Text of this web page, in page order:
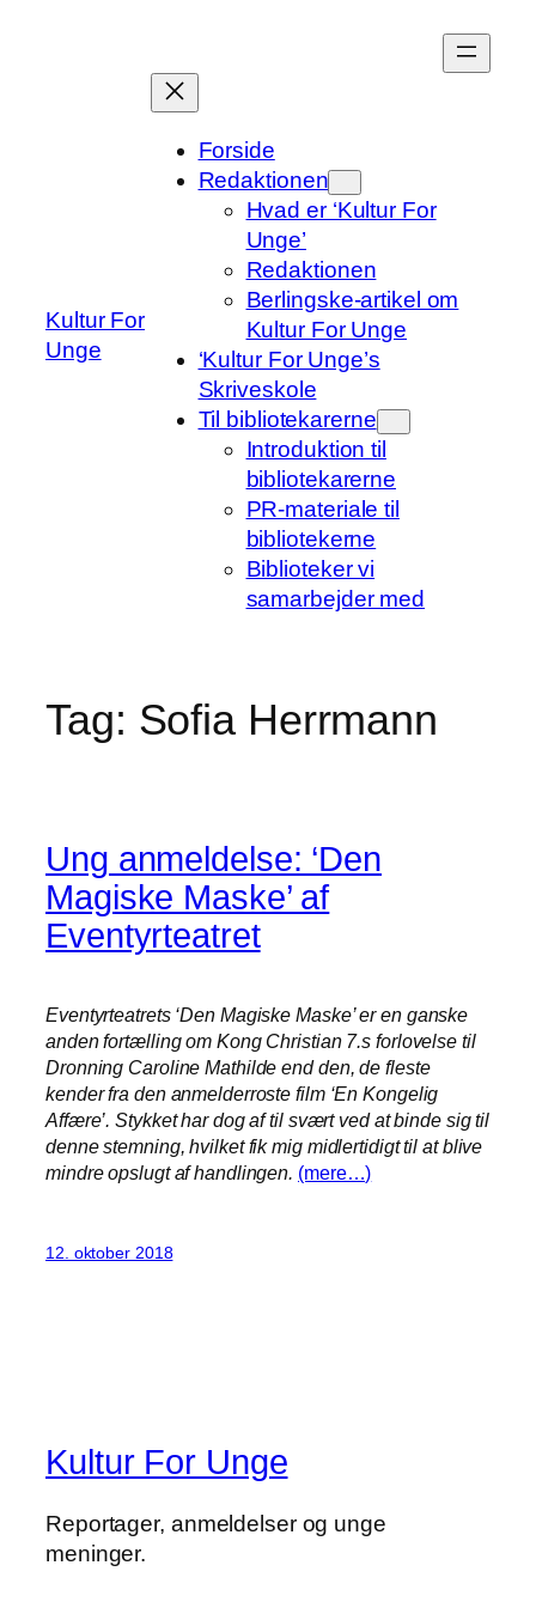
Kultur For
Unge
Forside
Redaktionen
Hvad er ‘Kultur For
Unge’
Redaktionen
Berlingske-artikel om
Kultur For Unge
‘Kultur For Unge’s
Skriveskole
Til bibliotekarerne
Introduktion til
bibliotekarerne
PR-materiale til
bibliotekerne
Biblioteker vi
samarbejder med
Tag: Sofia Herrmann
Ung anmeldelse: ‘Den
Magiske Maske’ af
Eventyrteatret
Eventyrteatrets ‘Den Magiske Maske’ er en ganske
anden fortælling om Kong Christian 7.s forlovelse til
Dronning Caroline Mathilde end den, de fleste
kender fra den anmelderroste film ‘En Kongelig
Affære’. Stykket har dog af til svært ved at binde sig til
denne stemning, hvilket fik mig midlertidigt til at blive
mindre opslugt af handlingen. (mere…)
12. oktober 2018
Kultur For Unge
Reportager, anmeldelser og unge
meninger.